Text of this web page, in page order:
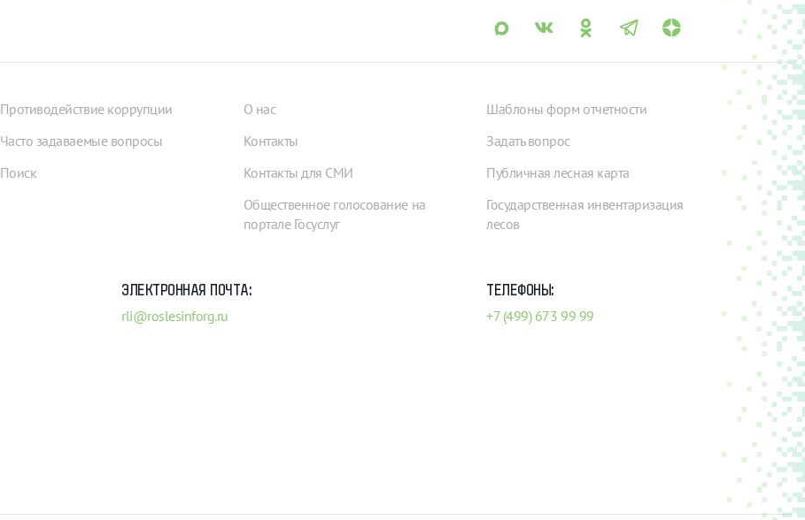
Противодействие коррупции
Часто задаваемые вопросы
Поиск
О нас
Контакты
Контакты для СМИ
Общественное голосование на
портале Госуслуг
Шаблоны форм отчетности
Задать вопрос
Публичная лесная карта
Государственная инвентаризация
лесов
ЭЛЕКТРОННАЯ ПОЧТА:
rli@roslesinforg.ru
ТЕЛЕФОНЫ:
+7 (499) 673 99 99